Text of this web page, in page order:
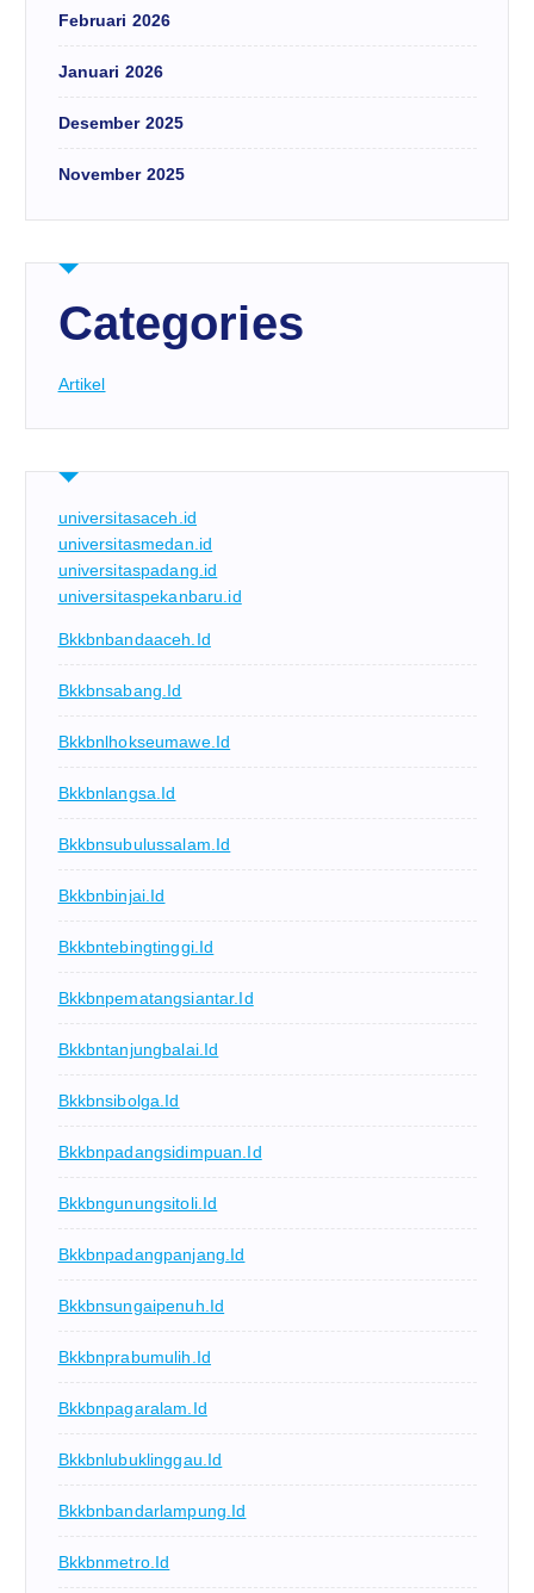
Februari 2026
Januari 2026
Desember 2025
November 2025
Categories
Artikel
universitasaceh.id
universitasmedan.id
universitaspadang.id
universitaspekanbaru.id
Bkkbnbandaaceh.id
Bkkbnsabang.id
Bkkbnlhokseumawe.id
Bkkbnlangsa.id
Bkkbnsubulussalam.id
Bkkbnbinjai.id
Bkkbntebingtinggi.id
Bkkbnpematangsiantar.id
Bkkbntanjungbalai.id
Bkkbnsibolga.id
Bkkbnpadangsidimpuan.id
Bkkbngunungsitoli.id
Bkkbnpadangpanjang.id
Bkkbnsungaipenuh.id
Bkkbnprabumulih.id
Bkkbnpagaralam.id
Bkkbnlubuklinggau.id
Bkkbnbandarlampung.id
Bkkbnmetro.id